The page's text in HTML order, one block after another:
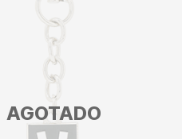
AGOTADO